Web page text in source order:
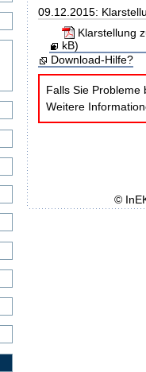
09.12.2015:
Klarstellung
kB)
Download-Hilfe?
Falls Sie Probleme
Weitere
©